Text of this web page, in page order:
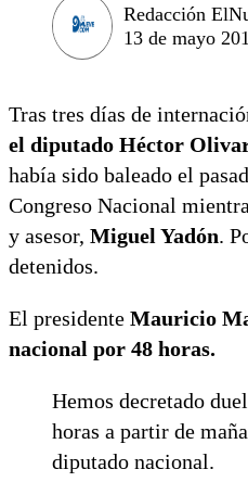
Redacción
13 de mayo
Tras tres días de
el diputado Héctor
había sido baleado el
Congreso Nacional
y asesor, Miguel Yadón.
detenidos.
El presidente Mauricio
nacional por 48 horas.
Hemos decretado
horas a partir de
diputado nacional.